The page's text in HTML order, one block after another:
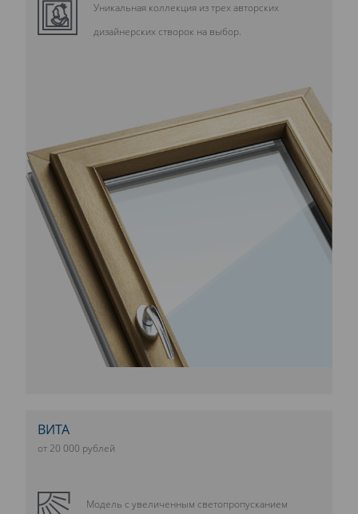
Уникальная коллекция из трех авторских
дизайнерских створок на выбор.
ВИТА
от 20 000 рублей
Модель с увеличенным светопропусканием